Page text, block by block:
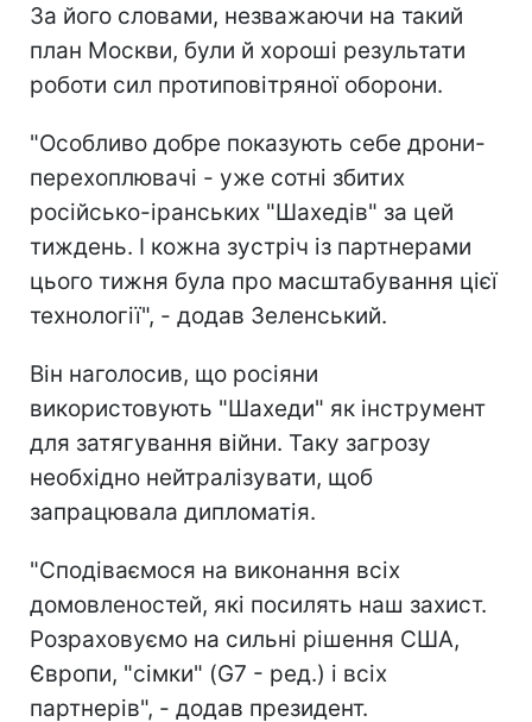
За його словами, незважаючи на такий
план Москви, були й хороші результати
роботи сил протиповітряної оборони.
"Особливо добре показують себе дрони-
перехоплювачі - уже сотні збитих
російсько-іранських "Шахедів" за цей
тиждень. І кожна зустріч із партнерами
цього тижня була про масштабування цієї
технології", - додав Зеленський.
Він наголосив, що росіяни
використовують "Шахеди" як інструмент
для затягування війни. Таку загрозу
необхідно нейтралізувати, щоб
запрацювала дипломатія.
"Сподіваємося на виконання всіх
домовленостей, які посилять наш захист.
Розраховуємо на сильні рішення США,
Європи, "сімки" (G7 - ред.) і всіх
партнерів", - додав президент.